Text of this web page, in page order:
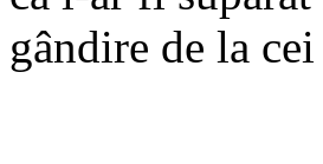
gândire de la